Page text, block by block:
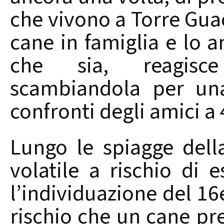
che vivono a Torre
cane in famiglia e lo
che sia,
scambiandola per
confronti degli amici a
Lungo le spiagge
volatile a rischio di
l’individuazione del
rischio che un cane